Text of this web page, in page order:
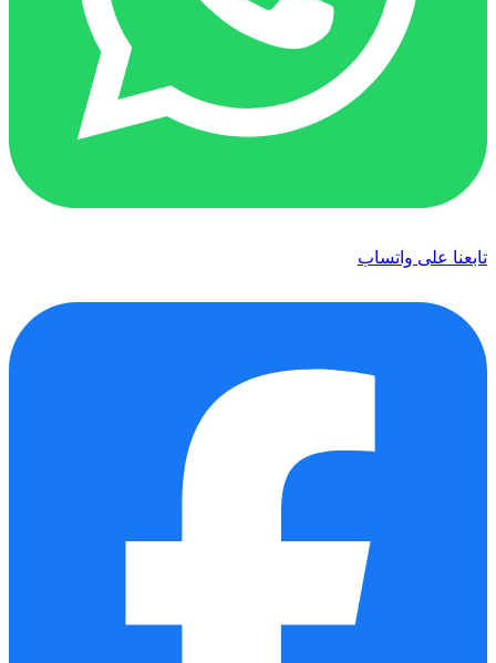
تابعنا على واتساب